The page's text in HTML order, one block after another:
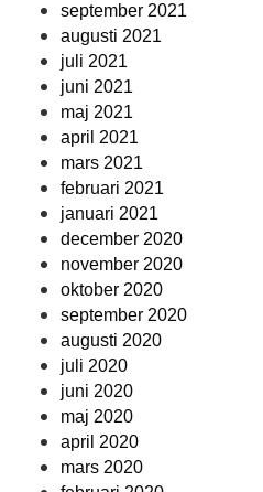
september 2021
augusti 2021
juli 2021
juni 2021
maj 2021
april 2021
mars 2021
februari 2021
januari 2021
december 2020
november 2020
oktober 2020
september 2020
augusti 2020
juli 2020
juni 2020
maj 2020
april 2020
mars 2020